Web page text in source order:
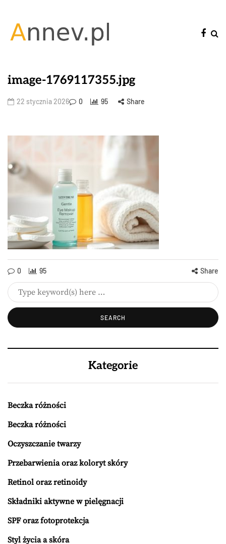
image-1769117355.jpg
22 stycznia 2026 0 95 Share
0 95 Share
Kategorie
Beczka różności
Beczka różności
Oczyszczanie twarzy
Przebarwienia oraz koloryt skóry
Retinol oraz retinoidy
Składniki aktywne w pielęgnacji
SPF oraz fotoprotekcja
Styl życia a skóra